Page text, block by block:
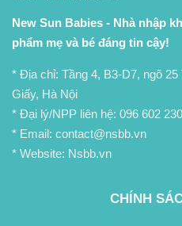
New Sun Babies - Nhà nhập
phẩm mẹ và bé đáng tin cậy!
* Địa chỉ: Tầng 4, B3-D7, ngõ
Giấy, Hà Nội
* Đại lý/NPP liên hệ: 096 602
* Email: contact@nsbb.vn
* Website: Nsbb.vn
CHÍNH